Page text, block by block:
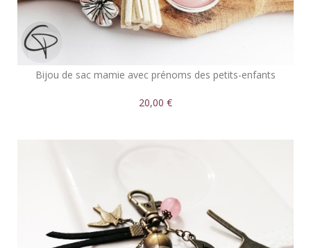
Bijou de sac mamie avec prénoms des petits-enfants
20,00 €